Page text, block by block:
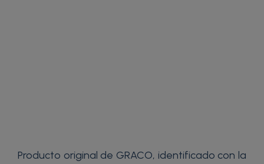
Producto original de GRACO, identificado con la